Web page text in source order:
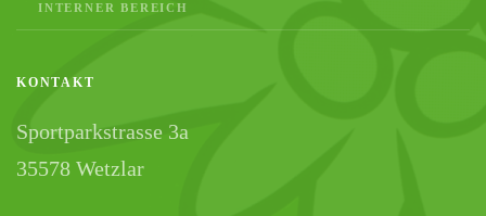
INTERNER BEREICH
KONTAKT
Sportparkstrasse 3a
35578 Wetzlar